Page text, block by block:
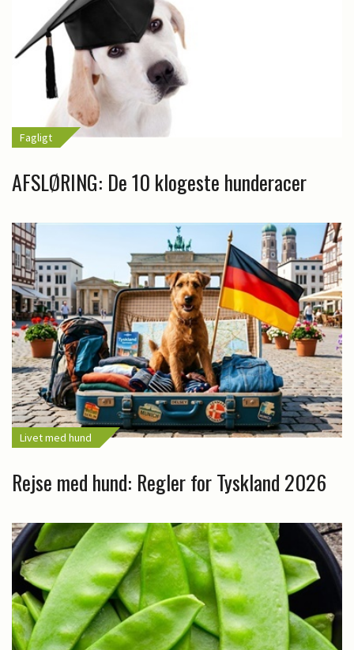
Fagligt
AFSLØRING: De 10 klogeste hunderacer
Livet med hund
Rejse med hund: Regler for Tyskland 2026